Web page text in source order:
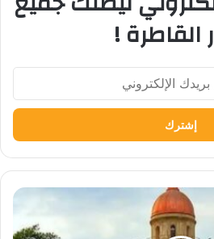
القاطرة !